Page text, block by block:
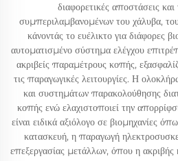
διαφορετικές αποστάσεις
συμπεριλαμβανομένων του χάλυβα,
κάνοντάς το ευέλικτο για διάφορες
αυτοματισμένο σύστημα ελέγχου
ακριβείς παραμέτρους κοπής,
τις παραγωγικές λειτουργίες. Η
και συστημάτων παρακολούθησης
κοπής ενώ ελαχιστοποιεί την
είναι ειδικά αξιόλογο σε βιομηχανίες
κατασκευή, η παραγωγή
επεξεργασίας μετάλλων, όπου η